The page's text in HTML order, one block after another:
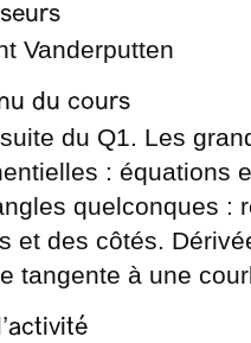
Vanderputten
du cours
du Q1. Les
: équations
quelconques :
et des côtés.
tangente à une